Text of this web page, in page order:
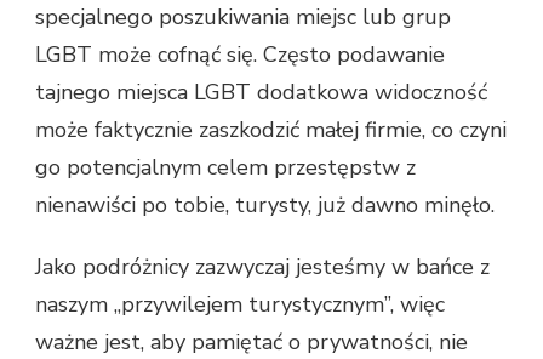
specjalnego poszukiwania miejsc lub grup
LGBT może cofnąć się. Często podawanie
tajnego miejsca LGBT dodatkowa widoczność
może faktycznie zaszkodzić małej firmie, co czyni
go potencjalnym celem przestępstw z
nienawiści po tobie, turysty, już dawno minęło.
Jako podróżnicy zazwyczaj jesteśmy w bańce z
naszym „przywilejem turystycznym”, więc
ważne jest, aby pamiętać o prywatności, nie